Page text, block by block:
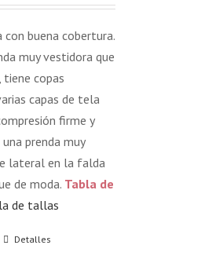
buena cobertura.
muy vestidora que
tiene copas
capas de tela
firme y
prenda muy
lateral en la falda
de moda. Tabla de
Detalles